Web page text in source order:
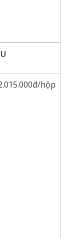
hộp